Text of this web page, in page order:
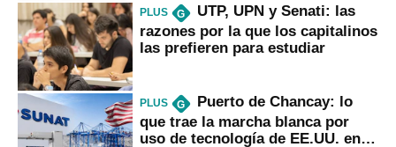
PLUS G
UTP, UPN y Senati: las
razones por la que los capitalinos
las prefieren para estudiar
PLUS G
Puerto de Chancay: lo
que trae la marcha blanca por
uso de tecnología de EE.UU. en